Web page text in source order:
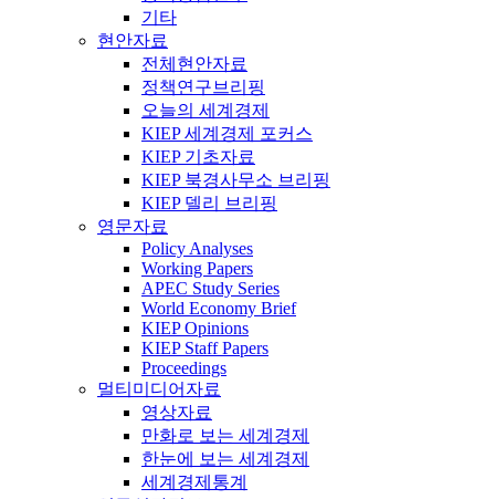
기타
현안자료
전체현안자료
정책연구브리핑
오늘의 세계경제
KIEP 세계경제 포커스
KIEP 기초자료
KIEP 북경사무소 브리핑
KIEP 델리 브리핑
영문자료
Policy Analyses
Working Papers
APEC Study Series
World Economy Brief
KIEP Opinions
KIEP Staff Papers
Proceedings
멀티미디어자료
영상자료
만화로 보는 세계경제
한눈에 보는 세계경제
세계경제통계